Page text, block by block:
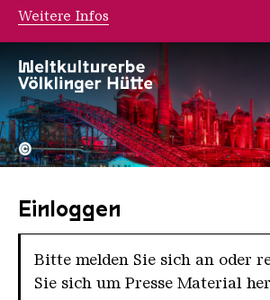
©
Einloggen
Bitte melden Sie sich an oder
Sie sich um Presse Material
Weitere Infos